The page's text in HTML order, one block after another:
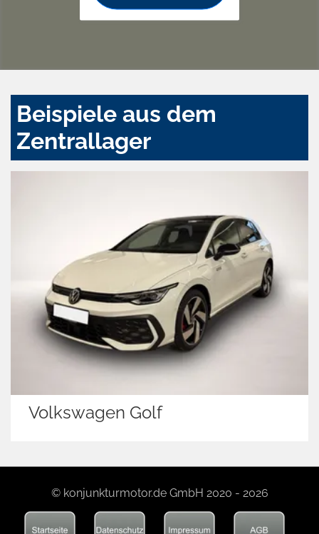
Beispiele aus dem
Zentrallager
Volkswagen Golf
© konjunkturmotor.de GmbH 2020 - 2026